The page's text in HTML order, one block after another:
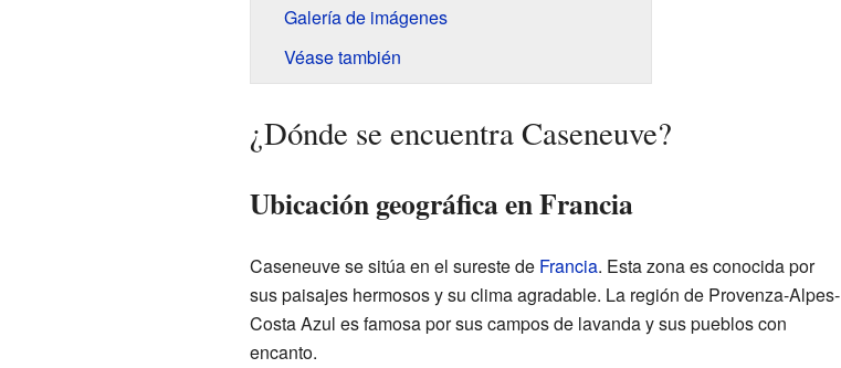
Galería de imágenes
Véase también
¿Dónde se encuentra Caseneuve?
Ubicación geográfica en Francia
Caseneuve se sitúa en el sureste de Francia. Esta zona es conocida por
sus paisajes hermosos y su clima agradable. La región de Provenza-Alpes-
Costa Azul es famosa por sus campos de lavanda y sus pueblos con
encanto.